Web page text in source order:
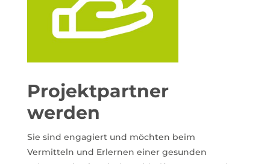
Projektpartner
werden
Sie sind engagiert und möchten beim
Vermitteln und Erlernen einer gesunden